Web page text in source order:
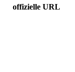
offizielle URL